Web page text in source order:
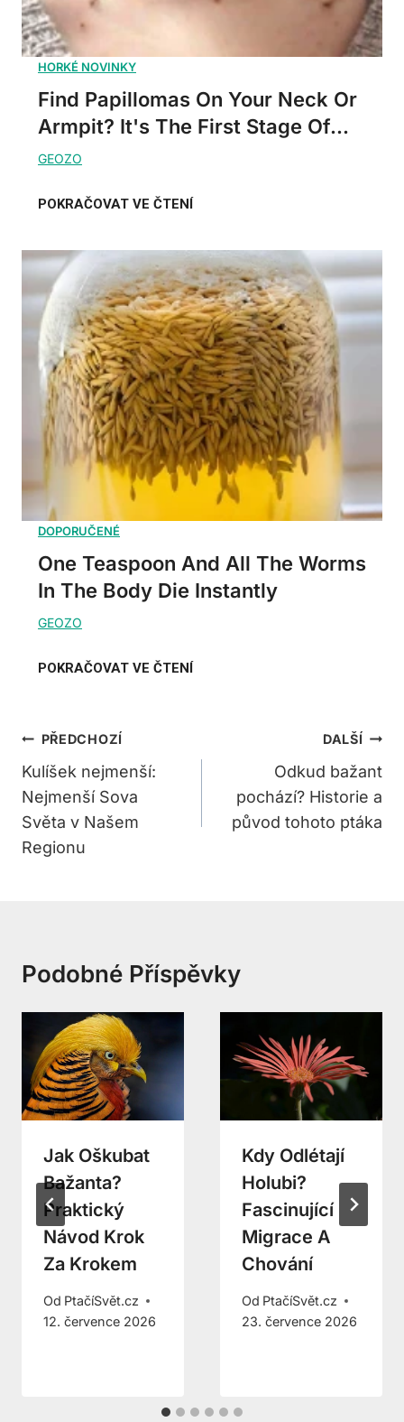
Find Papillomas On Your Neck Or
Armpit? It's The First Stage Of...
One Teaspoon And All The Worms
In The Body Die Instantly
Navigace
Pro
Příspěvek
PŘEDCHOZÍ
Kulíšek nejmenší:
Nejmenší Sova
Světa v Našem
Regionu
DALŠÍ
Odkud bažant
pochází? Historie a
původ tohoto ptáka
Podobné Příspěvky
Jak Oškubat
Bažanta?
Praktický
Návod Krok
Za Krokem
Od PtačíSvět.cz
12. července 2026
Kdy Odlétají
Holubi?
Fascinující
Migrace A
Chování
Od PtačíSvět.cz
23. července 2026